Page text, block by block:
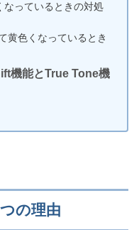
2つの原因と対処法！
起動する原因は誤操作の可
なっているときの対処
黄色くなっているとき
機能とTrue Tone機
の理由